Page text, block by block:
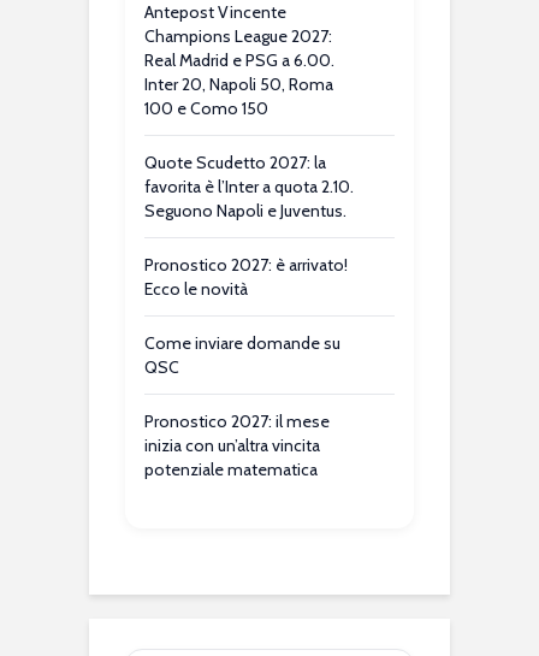
Antepost Vincente
Champions League 2027:
Real Madrid e PSG a 6.00.
Inter 20, Napoli 50, Roma
100 e Como 150
Quote Scudetto 2027: la
favorita è l’Inter a quota 2.10.
Seguono Napoli e Juventus.
Pronostico 2027: è arrivato!
Ecco le novità
Come inviare domande su
QSC
Pronostico 2027: il mese
inizia con un’altra vincita
potenziale matematica